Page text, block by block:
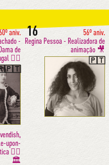
aniv.
-
de
✊🏼
upon-
✊🏼
🏛
16
56º aniv.
Regina Pessoa - Realizadora de
animação 🎥
🇵🇹